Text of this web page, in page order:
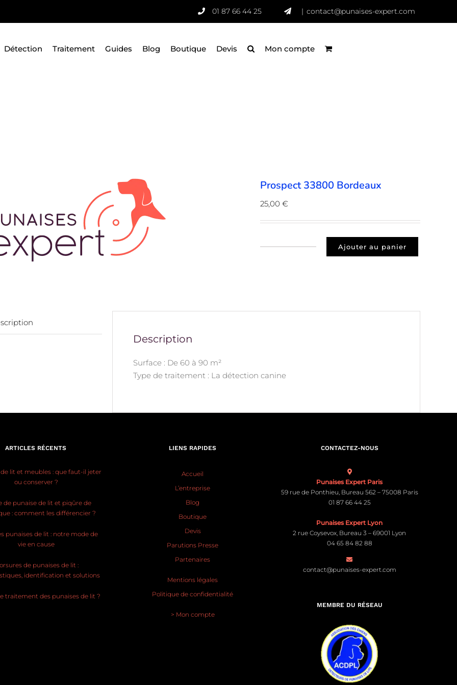
01 87 66 44 25 | contact@punaises-expert.com
Détection Traitement Guides Blog Boutique Devis Mon compte
Prospect 33800 Bordeaux
25,00 €
Ajouter au panier
Description
Surface : De 60 à 90 m²
Type de traitement : La détection canine
ARTICLES RÉCENTS
lit et meubles : que faut-il jeter
ou conserver ?
de punaise de lit et piqûre de
: comment les différencier ?
punaises de lit : notre mode de
vie en cause
de punaises de lit :
identification et solutions
traitement des punaises de lit ?
LIENS RAPIDES
Accueil
L’entreprise
Blog
Boutique
Devis
Parutions Presse
Partenaires
Mentions légales
Politique de confidentialité
> Mon compte
CONTACTEZ-NOUS
Punaises Expert Paris
59 rue de Ponthieu, Bureau 562 – 75008 Paris
01 87 66 44 25
Punaises Expert Lyon
2 rue Coysevox, Bureau 3 – 69001 Lyon
04 65 84 82 88
contact@punaises-expert.com
MEMBRE DU RÉSEAU